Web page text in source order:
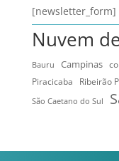
[newsletter_form]
Nuvem
Bauru Campinas
Piracicaba Ribeirão
São Caetano do Sul